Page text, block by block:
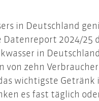
in Deutschland
2024/25
in
von zehn
wichtigste
es fast täglich